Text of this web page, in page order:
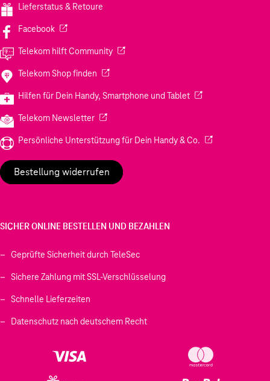
Lieferstatus & Retoure
Facebook(Wird in einem neuen Tab geöffnet)
Telekom hilft Community(Wird in einem neuen Tab geöffnet)
Telekom Shop finden (Wird in einem neuen Tab geöffnet)
Hilfen für Dein Handy, Smartphone und Tablet(Wird in einem
Telekom Newsletter(Wird in einem neuen Tab geöffnet)
Persönliche Unterstützung für Dein Handy & Co. (Wird in einem
Bestellung widerrufen
SICHER ONLINE BESTELLEN UND BEZAHLEN
Geprüfte Sicherheit durch TeleSec
Sichere Zahlung mit SSL-Verschlüsselung
Schnelle Lieferzeiten
Datenschutz nach deutschem Recht